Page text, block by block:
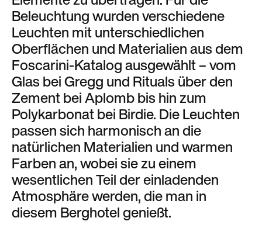
Beleuchtung wurden verschiedene
Leuchten mit unterschiedlichen
Oberflächen und Materialien aus dem
Foscarini-Katalog ausgewählt – vom
Glas bei Gregg und Rituals über den
Zement bei Aplomb bis hin zum
Polykarbonat bei Birdie. Die Leuchten
passen sich harmonisch an die
natürlichen Materialien und warmen
Farben an, wobei sie zu einem
wesentlichen Teil der einladenden
Atmosphäre werden, die man in
diesem Berghotel genießt.